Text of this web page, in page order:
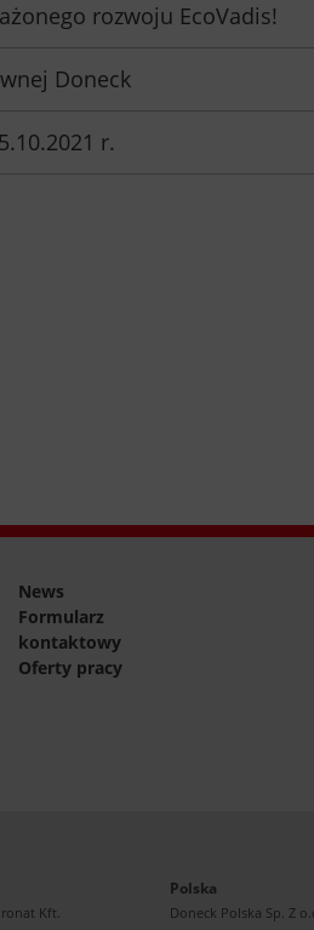
rozwoju EcoVadis!
Doneck
r.
News
Formularz
kontaktowy
Oferty pracy
Kft.
Polska
Doneck Polska Sp. Z